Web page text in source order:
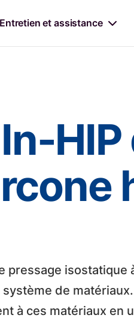
Entretien et assistance
HIP
pressage isostatique
de
à ces matériaux en